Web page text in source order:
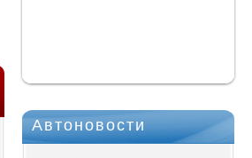
Автоновости